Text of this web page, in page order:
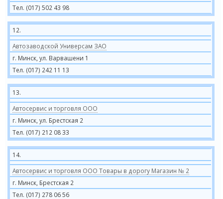
Тел. (017) 502 43 98
12.
Автозаводской Универсам ЗАО
г. Минск, ул. Варвашени 1
Тел. (017) 242 11 13
13.
Автосервис и торговля ООО
г. Минск, ул. Брестская 2
Тел. (017) 212 08 33
14.
Автосервис и торговля ООО Товары в дорогу Магазин № 2
г. Минск, Брестская 2
Тел. (017) 278 06 56